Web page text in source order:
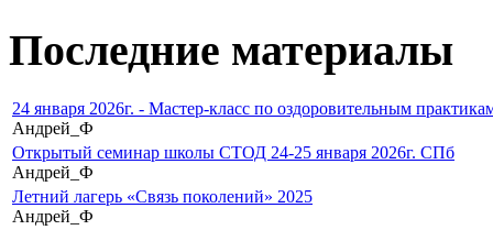
Последние материалы
24 января 2026г. - Мастер-класс по оздоровительным
Андрей_Ф
Открытый семинар школы СТОД 24-25 января 2026г. СПб
Андрей_Ф
Летний лагерь «Связь поколений» 2025
Андрей_Ф